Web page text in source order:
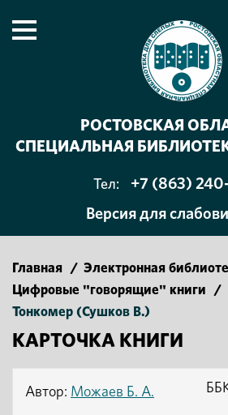
РОСТОВСКАЯ
СПЕЦИАЛЬНАЯ
Тел:
+7 (863)
Версия для
Главная / Электронная
Цифровые "говорящие" книги
/
Тонкомер (Сушков В.)
КАРТОЧКА КНИГИ
Автор: Можаев Б. А.